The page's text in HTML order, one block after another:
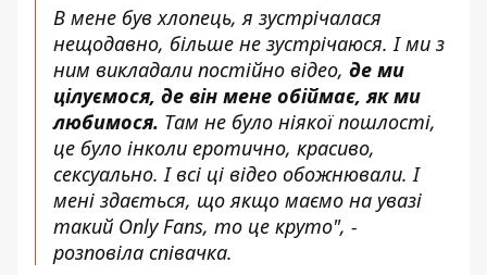
В мене був хлопець, я зустрічалася
нещодавно, більше не зустрічаюся. І ми з
ним викладали постійно відео, де ми
цілуємося, де він мене обіймає, як ми
любимося. Там не було ніякої пошлості,
це було інколи еротично, красиво,
сексуально. І всі ці відео обожнювали. І
мені здається, що якщо маємо на увазі
такий Only Fans, то це круто", -
розповіла співачка.